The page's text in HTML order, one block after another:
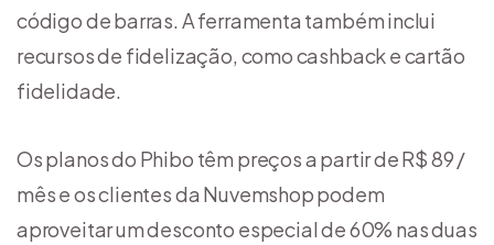
código de barras. A ferramenta também inclui
recursos de fidelização, como cashback e cartão
fidelidade.
Os planos do Phibo têm preços a partir de R$ 89 /
mês e os clientes da Nuvemshop podem
aproveitar um desconto especial de 60% nas duas